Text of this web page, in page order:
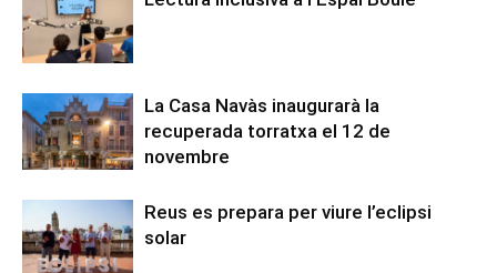
La Casa Navàs inaugurarà la
recuperada torratxa el 12 de
novembre
Reus es prepara per viure l’eclipsi
solar